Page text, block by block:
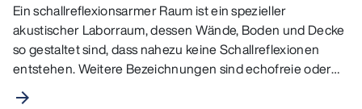
Ein schallreflexionsarmer Raum ist ein spezieller
akustischer Laborraum, dessen Wände, Boden und Decke
so gestaltet sind, dass nahezu keine Schallreflexionen
entstehen. Weitere Bezeichnungen sind echofreie oder…
arrow_forward